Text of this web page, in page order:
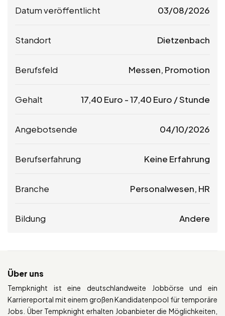
Datum veröffentlicht 03/08/2026
Standort Dietzenbach
Berufsfeld Messen, Promotion
Gehalt 17,40 Euro -17,40 Euro / Stunde
Angebotsende 04/10/2026
Berufserfahrung Keine Erfahrung
Branche Personalwesen, HR
Bildung Andere
Über uns
Tempknight ist eine deutschlandweite Jobbörse und ein
Karriereportal mit einem großen Kandidatenpool für temporäre
Jobs. Über Tempknight erhalten Jobanbieter die Möglichkeiten,